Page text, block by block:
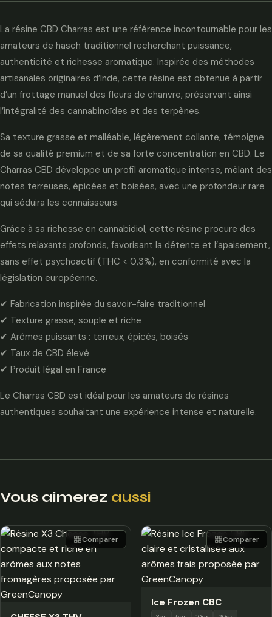
La résine CBD Charras est une référence incontournable pour les
amateurs de hasch traditionnel recherchant puissance,
authenticité et richesse aromatique. Inspirée des méthodes
artisanales originaires d’Inde, cette résine est obtenue à partir
d’un frottage manuel des fleurs de chanvre, préservant ainsi
l’intégralité des cannabinoïdes et des terpènes.
Sa texture grasse et malléable, légèrement collante, témoigne
de sa qualité premium et de sa forte concentration en CBD. Le
Charras CBD développe un profil aromatique intense, mêlant des
notes terreuses, épicées et boisées, avec une profondeur rare
qui séduira les connaisseurs.
Grâce à sa richesse en cannabidiol, cette résine procure des
effets relaxants profonds, favorisant la détente et l’apaisement,
sans effet psychoactif (THC < 0,3%), en conformité avec la
législation européenne.
✔ Fabrication inspirée du savoir-faire traditionnel
✔ Texture grasse, souple et riche
✔ Arômes puissants : terreux, épicés, boisés
✔ Taux de CBD élevé
✔ Produit légal en France
Le Charras CBD est idéal pour les amateurs de résines
authentiques souhaitant une expérience intense et naturelle.
Vous aimerez aussi
Comparer
Ice Frozen CBC
Comparer